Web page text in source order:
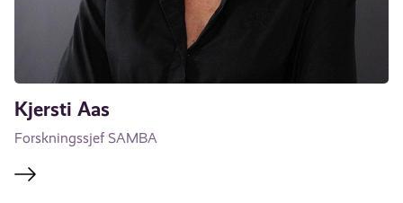
Kjersti Aas
Forskningssjef SAMBA